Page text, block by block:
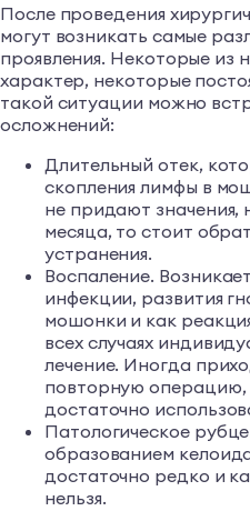
После проведения
могут возникать самые
проявления. Некоторые из
характер, некоторые
такой ситуации можно
осложнений:
Длительный отек,
скопления лимфы в
не придают значения,
месяца, то стоит
устранения.
Воспаление.
инфекции, развития
мошонки и как
всех случаях
лечение. Иногда
повторную операцию,
достаточно
Патологическое
образованием
достаточно редко и
нельзя.